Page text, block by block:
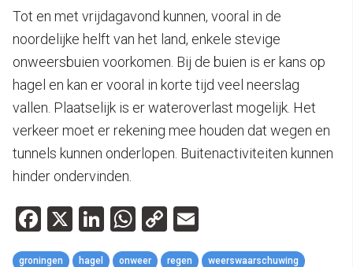
Tot en met vrijdagavond kunnen, vooral in de
noordelijke helft van het land, enkele stevige
onweersbuien voorkomen. Bij de buien is er kans op
hagel en kan er vooral in korte tijd veel neerslag
vallen. Plaatselijk is er wateroverlast mogelijk. Het
verkeer moet er rekening mee houden dat wegen en
tunnels kunnen onderlopen. Buitenactiviteiten kunnen
hinder ondervinden.
Facebook
X LinkedIn
WhatsApp
Copy
Link
groningen hagel onweer regen weerswaarschuwing